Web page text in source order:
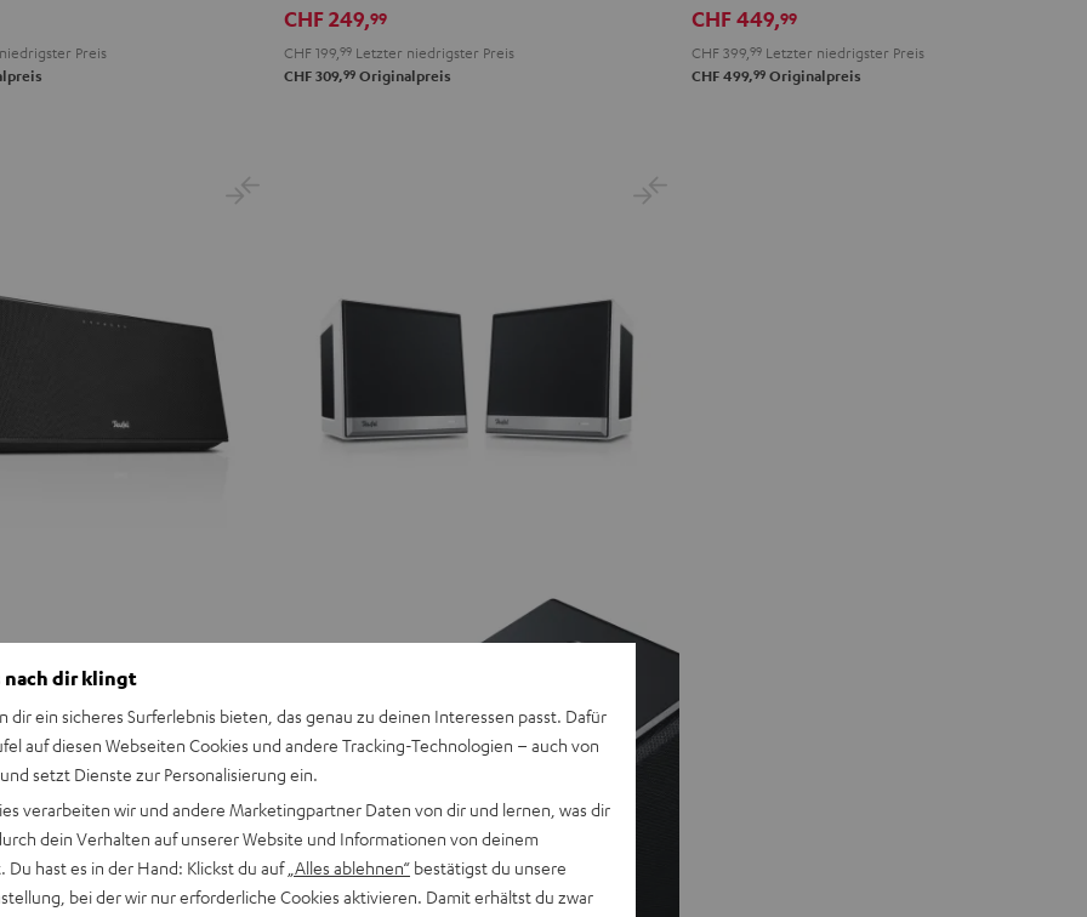
Preis
BlackWhite
CHF 249,99
CHF 199, 99 Letzter niedrigster Preis
CHF 309,99 Originalpreis
CHF 449,99
CHF 399, 99 Letzter niedrigster Preis
CHF 499,99 Originalpreis
nach dir klingt
dir ein sicheres Surferlebnis bieten, das genau zu deinen Interessen passt. Dafür
auf diesen Webseiten Cookies und andere Tracking-Technologien – auch von
setzt Dienste zur Personalisierung ein.
verarbeiten wir und andere Marketingpartner Daten von dir und lernen, was dir
dein Verhalten auf unserer Website und Informationen von deinem
Du hast es in der Hand: Klickst du auf „Alles ablehnen“ bestätigst du unsere
bei der wir nur erforderliche Cookies aktivieren. Damit erhältst du zwar